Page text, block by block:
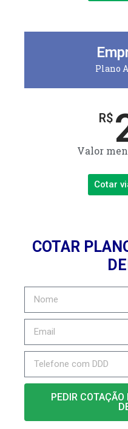
Plano
R$
Valor
Cotar
COTAR
PEDIR